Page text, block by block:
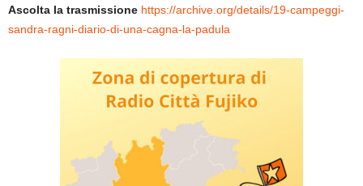
Ascolta la trasmissione https://archive.org/details/19-campeggi-
sandra-ragni-diario-di-una-cagna-la-padula